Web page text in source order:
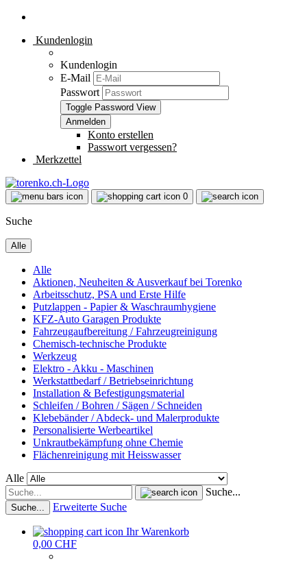
Kundenlogin
Kundenlogin
E-Mail
Passwort
Toggle Password View
Konto erstellen
Passwort vergessen?
Merkzettel
0
Suche
Alle
Alle
Aktionen, Neuheiten & Ausverkauf bei Torenko
Arbeitsschutz, PSA und Erste Hilfe
Putzlappen - Papier & Waschraumhygiene
KFZ-Auto Garagen Produkte
Fahrzeugaufbereitung / Fahrzeugreinigung
Chemisch-technische Produkte
Werkzeug
Elektro - Akku - Maschinen
Werkstattbedarf / Betriebseinrichtung
Installation & Befestigungsmaterial
Schleifen / Bohren / Sägen / Schneiden
Klebebänder / Abdeck- und Malerprodukte
Personalisierte Werbeartikel
Unkrautbekämpfung ohne Chemie
Flächenreinigung mit Heisswasser
Alle
Suche...
Suche... Erweiterte Suche
Ihr Warenkorb
0,00 CHF